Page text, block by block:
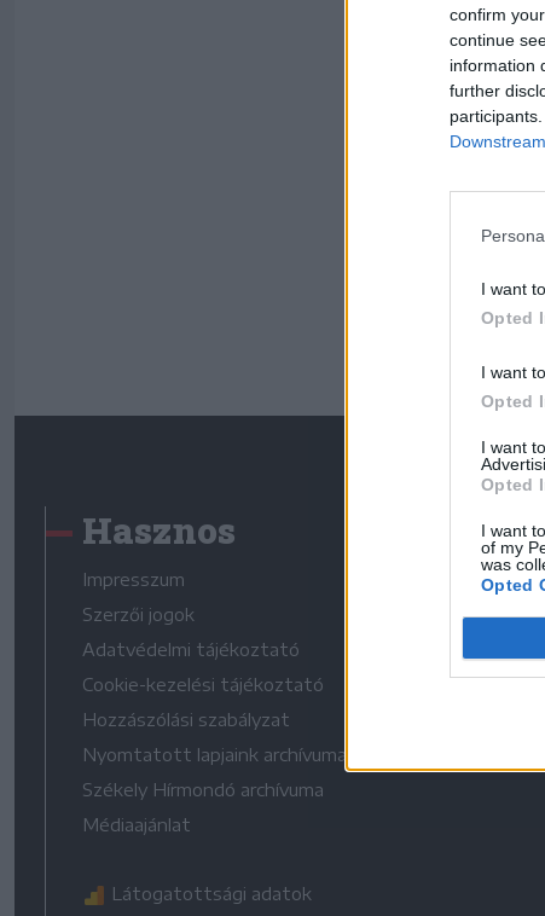
confirm
continue
information
further
I want
Opted
I want
Opted
I want
Opted
I want
of my
was
Opted
Hasznos
Impresszum
Szerzői jogok
Adatvédelmi tájékoztató
Cookie-kezelési tájékoztató
Hozzászólási szabályzat
Nyomtatott lapjaink archívuma
Székely Hírmondó archívuma
Médiaajánlat
Látogatottsági adatok